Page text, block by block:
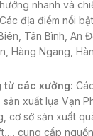
nhanh và
địa điểm nổi
Tân Bình, An
Hàng Ngang,
từ các xưởng:
xuất lụa Vạn
cơ sở sản xuất
cung cấp